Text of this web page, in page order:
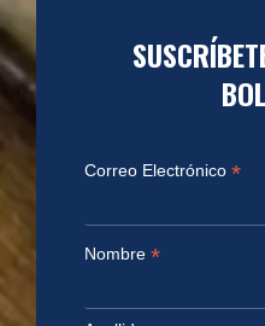
Correo Electrónico *
Nombre *